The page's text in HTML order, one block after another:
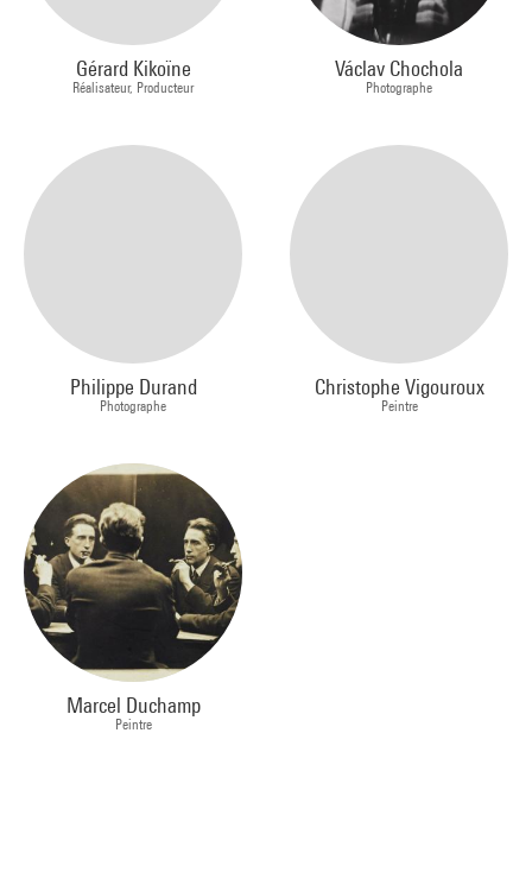
Gérard Kikoïne
Réalisateur, Producteur
Václav Chochola
Photographe
Philippe Durand
Photographe
Christophe Vigouroux
Peintre
Marcel Duchamp
Peintre